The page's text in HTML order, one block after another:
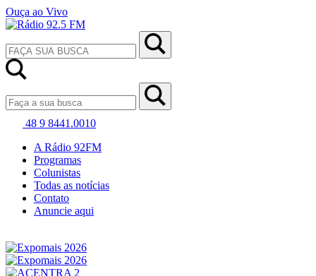
Ouça ao Vivo
48 9 8441.0010
A Rádio 92FM
Programas
Colunistas
Todas as notícias
Contato
Anuncie aqui